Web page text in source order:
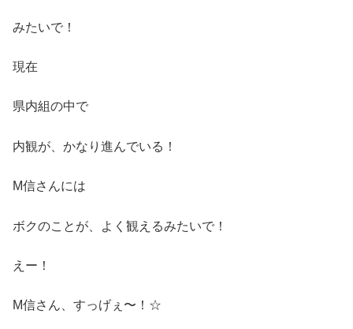
みたいで！
現在
県内組の中で
内観が、かなり進んでいる！
M信さんには
ボクのことが、よく観えるみたいで！
えー！
M信さん、すっげぇ〜！☆